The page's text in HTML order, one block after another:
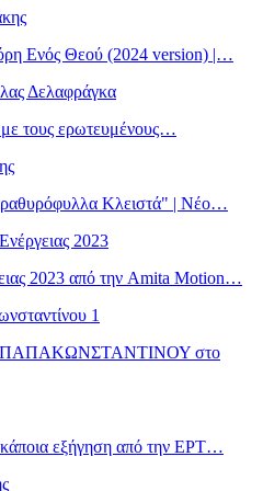
Ενός Θεού (2024 version) |…
τους ερωτευμένους…
Κλειστά" | Νέο…
2023 από την Amita Motion…
στο
εξήγηση από την ΕΡΤ…